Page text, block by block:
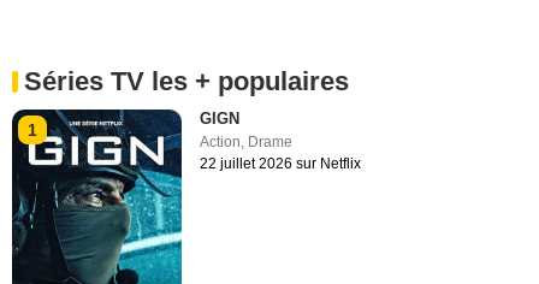
Séries TV les + populaires
1
GIGN
Action, Drame
22 juillet 2026 sur Netflix